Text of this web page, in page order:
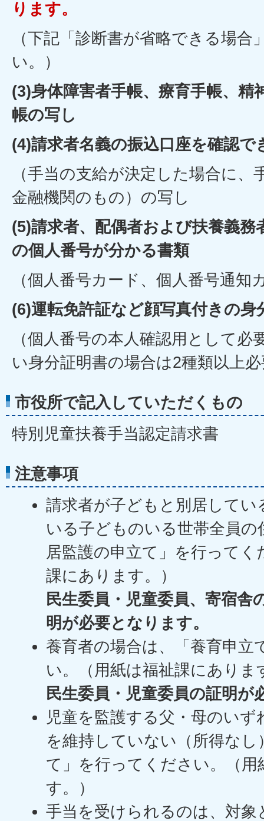
ります。
（下記「診断書が省略できる場合
い。）
(3)身体障害者手帳、療育手帳、精
帳の写し
(4)請求者名義の振込口座を確認で
（手当の支給が決定した場合に、
金融機関のもの）の写し
(5)請求者、配偶者および扶養義務
の個人番号が分かる書類
（個人番号カード、個人番号通知
(6)運転免許証など顔写真付きの身
（個人番号の本人確認用として必
い身分証明書の場合は2種類以上
市役所で記入していただくもの
特別児童扶養手当認定請求書
注意事項
請求者が子どもと別居してい
いる子どものいる世帯全員の
居監護の申立て」を行って
課にあります。）
民生委員・児童委員、寄宿舎
明が必要となります。
養育者の場合は、「養育申立
い。（用紙は福祉課にありま
民生委員・児童委員の証明が
児童を監護する父・母のい
を維持していない（所得なし
て」を行ってください。（
す。）
手当を受けられるのは、対象